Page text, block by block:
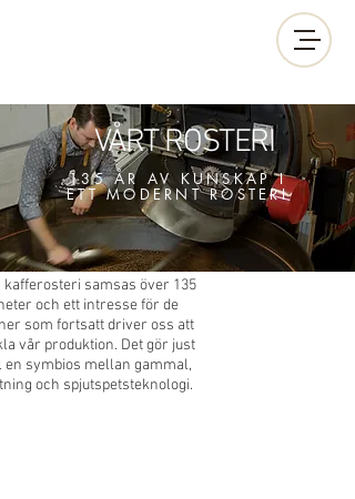
VÅRT ROSTERI
135 ÅR AV KUNSKAP I
ETT MODERNT ROSTERI
kafferosteri samsas över 135
och ett intresse för de
som fortsatt driver oss att
vår produktion. Det gör just
symbios mellan gammal,
och spjutspetsteknologi.